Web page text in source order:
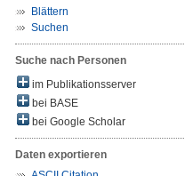
Blättern
Suchen
Suche nach Personen
im Publikationsserver
bei BASE
bei Google Scholar
Daten exportieren